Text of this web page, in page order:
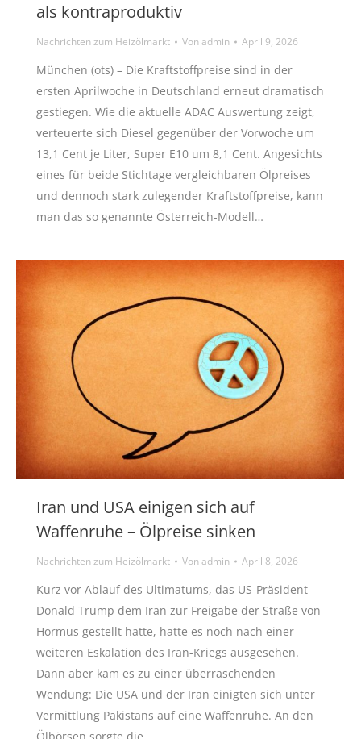
als kontraproduktiv
Nachrichten zum Heizölmarkt Vonadmin April 9, 2026
München (ots) – Die Kraftstoffpreise sind in der
ersten Aprilwoche in Deutschland erneut dramatisch
gestiegen. Wie die aktuelle ADAC Auswertung zeigt,
verteuerte sich Diesel gegenüber der Vorwoche um
13,1 Cent je Liter, Super E10 um 8,1 Cent. Angesichts
eines für beide Stichtage vergleichbaren Ölpreises
und dennoch stark zulegender Kraftstoffpreise, kann
man das so genannte Österreich-Modell…
Iran und USA einigen sich auf
Waffenruhe – Ölpreise sinken
Nachrichten zum Heizölmarkt Vonadmin April 8, 2026
Kurz vor Ablauf des Ultimatums, das US-Präsident
Donald Trump dem Iran zur Freigabe der Straße von
Hormus gestellt hatte, hatte es noch nach einer
weiteren Eskalation des Iran-Kriegs ausgesehen.
Dann aber kam es zu einer überraschenden
Wendung: Die USA und der Iran einigten sich unter
Vermittlung Pakistans auf eine Waffenruhe. An den